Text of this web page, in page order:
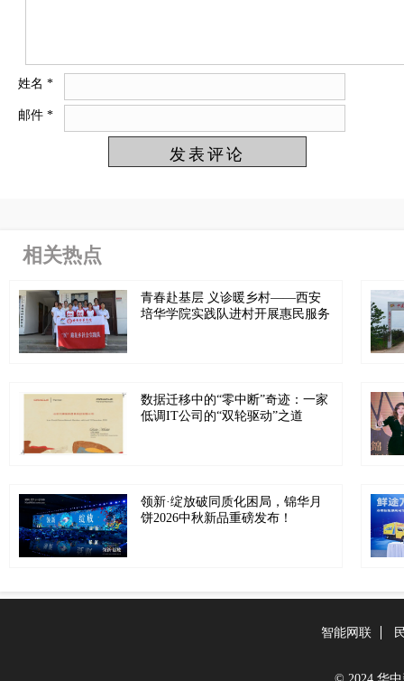
姓名 *
邮件 *
相关热点
青春赴基层 义诊暖乡村——西安
培华学院实践队进村开展惠民服务
数据迁移中的“零中断”奇迹：一家
低调IT公司的“双轮驱动”之道
领新·绽放破同质化困局，锦华月
饼2026中秋新品重磅发布！
智能网联